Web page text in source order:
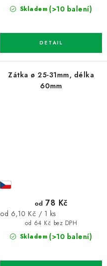
Skladem (>10 balení)
Zátka ø 25-31mm, délka
60mm
Skladem (>10 balení)
od 64 Kč bez DPH
od 78 Kč
Měrná
od 6,10 Kč / 1 ks